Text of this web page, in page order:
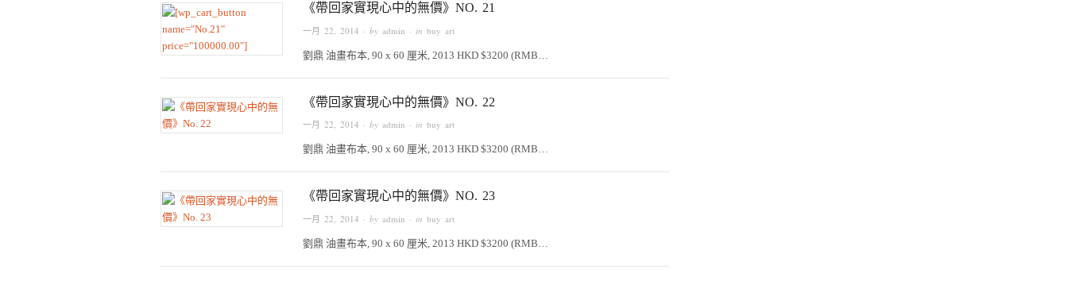
《帶回家實現心中的無價》NO. 21
一月 22, 2014 · by admin · in buy art
劉鼎 油畫布本, 90 x 60 厘米, 2013 HKD $3200 (RMB…
《帶回家實現心中的無價》NO. 22
一月 22, 2014 · by admin · in buy art
劉鼎 油畫布本, 90 x 60 厘米, 2013 HKD $3200 (RMB…
《帶回家實現心中的無價》NO. 23
一月 22, 2014 · by admin · in buy art
劉鼎 油畫布本, 90 x 60 厘米, 2013 HKD $3200 (RMB…